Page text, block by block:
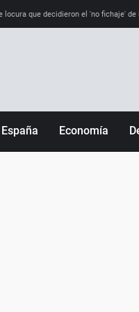
locura que decidieron el 'no fichaje'
España Economía